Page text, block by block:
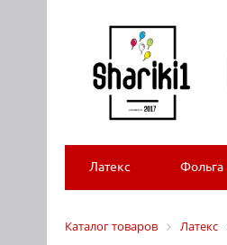
Латекс Фольга
Каталог товаров Латекс